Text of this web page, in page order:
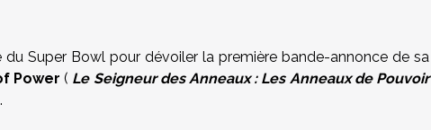
Super Bowl pour dévoiler la première bande-annonce de sa
Power ( Le Seigneur des Anneaux : Les Anneaux de Pouvoir